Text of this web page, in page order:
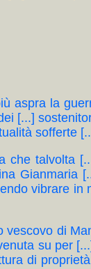
aspra la
[...]
sofferte
talvolta
Gianmaria
vibrare
di
su per
di